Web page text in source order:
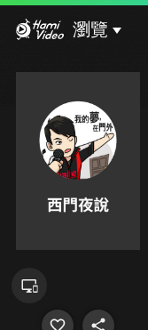
瀏覽